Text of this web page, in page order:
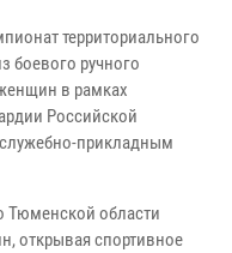
территориального
боевого ручного
в рамках
Российской
прикладным
Тюменской области
открывая спортивное